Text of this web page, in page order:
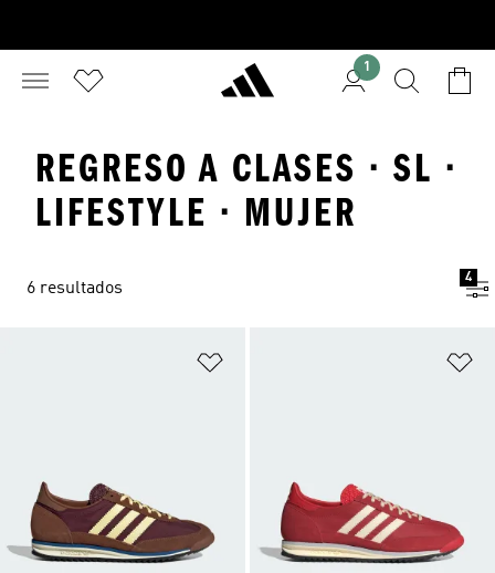
1
REGRESO A CLASES · SL ·
LIFESTYLE · MUJER
6 resultados
4